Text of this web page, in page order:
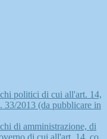
politici di cui all'art. 14,
33/2013 (da pubblicare in
di amministrazione, di